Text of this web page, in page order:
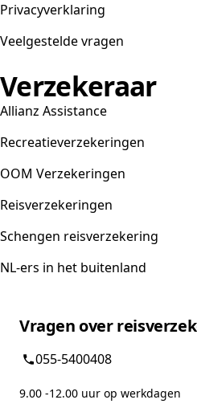
Privacyverklaring
Veelgestelde vragen
Verzekeraar
Allianz Assistance
Recreatieverzekeringen
OOM Verzekeringen
Reisverzekeringen
Schengen reisverzekering
NL-ers in het buitenland
Vragen over
055-5400408
9.00 -12.00 uur op werkdagen